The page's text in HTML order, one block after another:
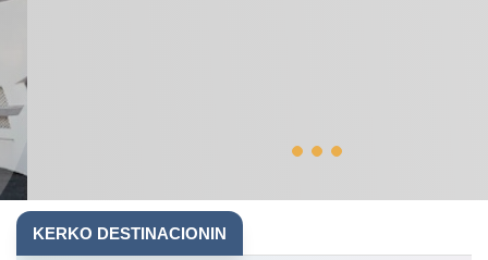
KERKO DESTINACIONIN